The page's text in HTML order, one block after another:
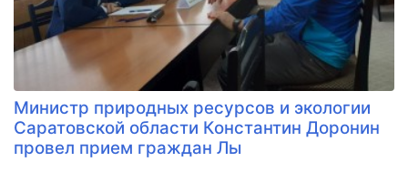
Министр природных ресурсов и экологии
Саратовской области Константин Доронин
провел прием граждан Лы